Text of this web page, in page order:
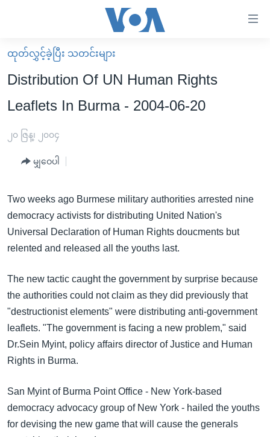
လွယ်ကူ
စေ
သည့်
များ
အ
ညွန်း
စာမျက်နှာ
သို့
ကျော်
ကြည့်
ရှာဖွေ
ရန်
နေရာ
မူလစာမျက်နှာ
မြန်မာ
ကမ္ဘာ့သတင်းများ
နိုင်ငံတကာ
အစ္စရေး-ပါလက်စတိုင်း
ဗွီဒီယို
ရပ်ဝန်းတခု လမ်းတခု အလွန်
အင်္ဂလိပ်စာလေ့လာမယ်
အမေရိကန်သုံးအီဒီယံ
မကြေးမုံရဲ့ အင်္ဂလိပ်စာ
သုတပဒေသာ အင်္ဂလိပ်စာ
အပတ်စဉ်ကဏ္ဍများ
ရေဒီယို
ရေဒီယိုနှင့်ရုပ်သံ အချက်အလက်များ
Learning English
ဗွီအိုအေ လူမှုကွန်ယက်များ
ထုတ်လွှင့်ခဲ့ပြီး သတင်းများ
Distribution Of UN Human Rights
Leaflets In Burma - 2004-06-20
၂၀ ဇြန္၊ ၂၀၀၄
မျှဝေပါ
Two weeks ago Burmese military authorities arrested nine
democracy activists for distributing United Nation's
Universal Declaration of Human Rights doucments but
relented and released all the youths last.
The new tactic caught the government by surprise because
the authorities could not claim as they did previously that
"destructionist elements" were distributing anti-government
leaflets. "The government is facing a new problem," said
Dr.Sein Myint, policy affairs director of Justice and Human
Rights in Burma.
San Myint of Burma Point Office - New York-based
democracy advocacy group of New York - hailed the youths
for devising the new game that will cause the generals